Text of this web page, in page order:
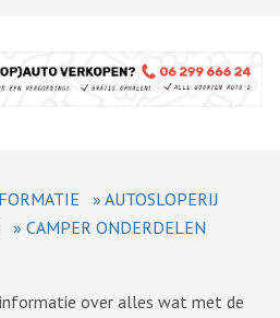
» AUTOSLOPERIJ
» CAMPER ONDERDELEN
over alles wat met de